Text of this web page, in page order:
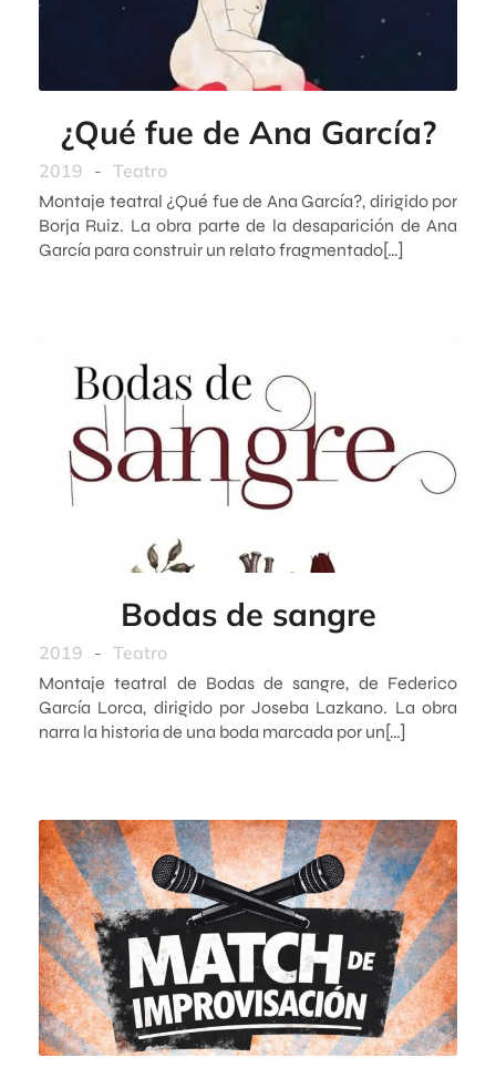
¿Qué fue de Ana García?
2019 - Teatro
Montaje teatral ¿Qué fue de Ana García?, dirigido por
Borja Ruiz. La obra parte de la desaparición de Ana
García para construir un relato fragmentado[…]
Bodas de sangre
2019 - Teatro
Montaje teatral de Bodas de sangre, de Federico
García Lorca, dirigido por Joseba Lazkano. La obra
narra la historia de una boda marcada por un[…]